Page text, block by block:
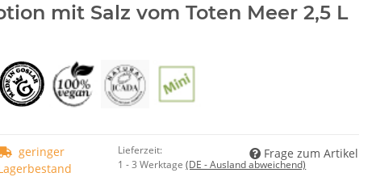
mit Salz vom Toten Meer 2,5 L
geringer
Lieferzeit:
1 - 3 Werktage(DE - Ausland abweichend)
Frage zum Artikel